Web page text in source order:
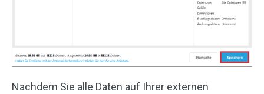
Nachdem Sie alle Daten auf Ihrer externen